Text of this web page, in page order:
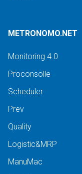
METRONOMO.NET
Monitoring 4.0
Proconsolle
Scheduler
Prev
Quality
Logistic&MRP
ManuMac